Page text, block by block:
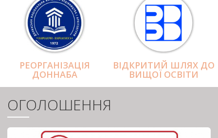
РЕОРГАНІЗАЦІЯ
ДОННАБА
ВІДКРИТИЙ ШЛЯХ ДО
ВИЩОЇ ОСВІТИ
ОГОЛОШЕННЯ